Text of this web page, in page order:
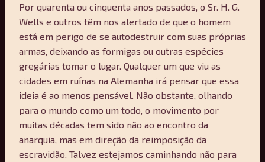
Por quarenta ou cinquenta anos passados, o Sr. H. G.
Wells e outros têm nos alertado de que o homem
está em perigo de se autodestruir com suas próprias
armas, deixando as formigas ou outras espécies
gregárias tomar o lugar. Qualquer um que viu as
cidades em ruínas na Alemanha irá pensar que essa
ideia é ao menos pensável. Não obstante, olhando
para o mundo como um todo, o movimento por
muitas décadas tem sido não ao encontro da
anarquia, mas em direção da reimposição da
escravidão. Talvez estejamos caminhando não para